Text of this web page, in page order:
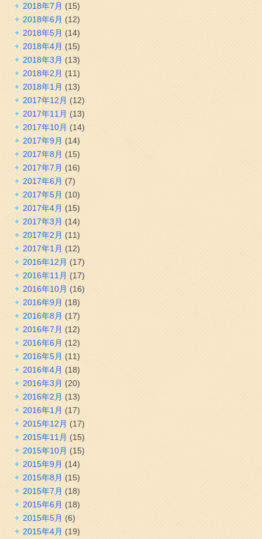
2018年7月 (15)
2018年6月 (12)
2018年5月 (14)
2018年4月 (15)
2018年3月 (13)
2018年2月 (11)
2018年1月 (13)
2017年12月 (12)
2017年11月 (13)
2017年10月 (14)
2017年9月 (14)
2017年8月 (15)
2017年7月 (16)
2017年6月 (7)
2017年5月 (10)
2017年4月 (15)
2017年3月 (14)
2017年2月 (11)
2017年1月 (12)
2016年12月 (17)
2016年11月 (17)
2016年10月 (16)
2016年9月 (18)
2016年8月 (17)
2016年7月 (12)
2016年6月 (12)
2016年5月 (11)
2016年4月 (18)
2016年3月 (20)
2016年2月 (13)
2016年1月 (17)
2015年12月 (17)
2015年11月 (15)
2015年10月 (15)
2015年9月 (14)
2015年8月 (15)
2015年7月 (18)
2015年6月 (18)
2015年5月 (6)
2015年4月 (19)